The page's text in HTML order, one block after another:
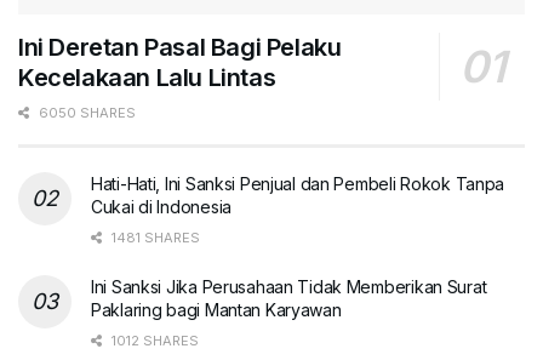
Ini Deretan Pasal Bagi Pelaku
Kecelakaan Lalu Lintas
6050 SHARES
Hati-Hati, Ini Sanksi Penjual dan Pembeli Rokok Tanpa
Cukai di Indonesia
1481 SHARES
Ini Sanksi Jika Perusahaan Tidak Memberikan Surat
Paklaring bagi Mantan Karyawan
1012 SHARES